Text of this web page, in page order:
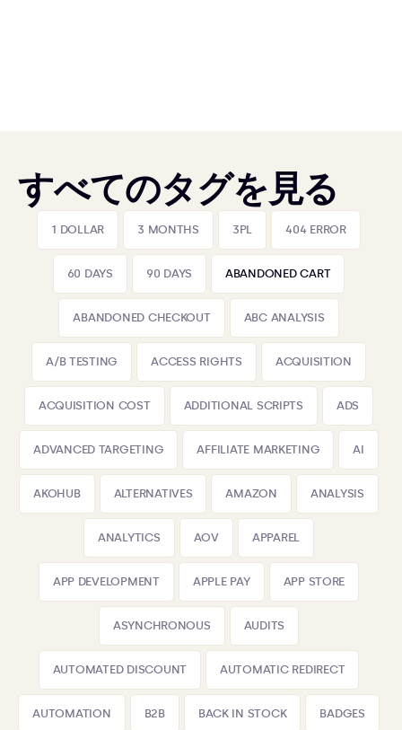
すべてのタグを見る
1 DOLLAR 3 MONTHS 3PL 404 ERROR
60 DAYS 90 DAYS ABANDONED CART
ABANDONED CHECKOUT ABC ANALYSIS
A/B TESTING ACCESS RIGHTS ACQUISITION
ACQUISITION COST ADDITIONAL SCRIPTS ADS
ADVANCED TARGETING AFFILIATE MARKETING AI
AKOHUB ALTERNATIVES AMAZON ANALYSIS
ANALYTICS AOV APPAREL
APP DEVELOPMENT APPLE PAY APP STORE
ASYNCHRONOUS AUDITS
AUTOMATED DISCOUNT AUTOMATIC REDIRECT
AUTOMATION B2B BACK IN STOCK BADGES